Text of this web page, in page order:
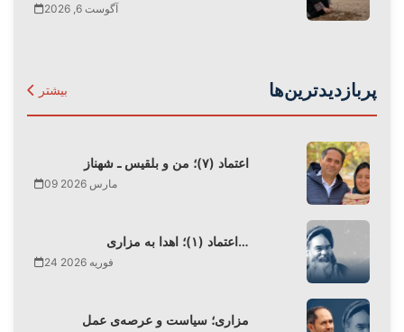
آگوست 6, 2026
پربازدیدترین‌ها بیشتر
اعتماد (۷)؛ من و بلقیس ـ شهناز
09 مارس 2026
اعتماد (۱)؛ اهدا به مزاری…
24 فوریه 2026
مزاری؛ سیاست و عرصه‌ی عمل